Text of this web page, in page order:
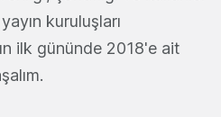
kuruluşları
ilk gününde 2018'e ait